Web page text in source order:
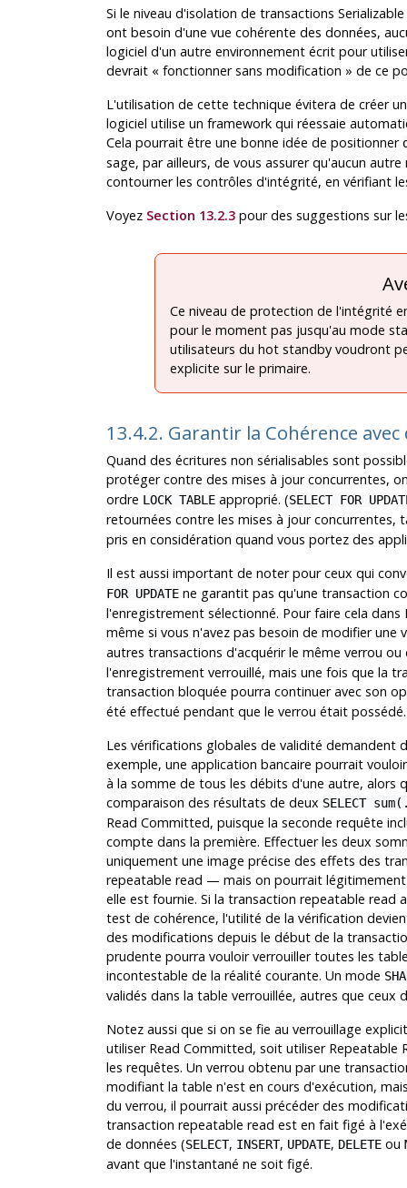
Si le niveau d'isolation de transactions
ont besoin d'une vue cohérente des données,
logiciel d'un autre environnement écrit pour
devrait « fonctionner sans modification » de ce
L'utilisation de cette technique évitera de créer
logiciel utilise un framework qui réessaie
Cela pourrait être une bonne idée de positionner
sage, par ailleurs, de vous assurer qu'aucun
contourner les contrôles d'intégrité, en vérifiant
Voyez Section 13.2.3pour des suggestions sur
Ce niveau de protection de l'intégrité
pour le moment pas jusqu'au mode
utilisateurs du hot standby voudront
explicite sur le primaire.
13.4.2. Garantir la Cohérence
Quand des écritures non sérialisables sont
protéger contre des mises à jour concurrentes,
ordre LOCK TABLEapproprié. (SELECT FOR
retournées contre les mises à jour concurrentes,
pris en considération quand vous portez des
Il est aussi important de noter pour ceux qui
FOR UPDATEne garantit pas qu'une transaction
l'enregistrement sélectionné. Pour faire cela dans
même si vous n'avez pas besoin de modifier une
autres transactions d'acquérir le même verrou
l'enregistrement verrouillé, mais une fois que la
transaction bloquée pourra continuer avec son
été effectué pendant que le verrou était possédé.
Les vérifications globales de validité demandent
exemple, une application bancaire pourrait
à la somme de tous les débits d'une autre, alors
comparaison des résultats de deux SELECT
Read Committed, puisque la seconde requête
compte dans la première. Effectuer les deux
uniquement une image précise des effets des
repeatable read — mais on pourrait
elle est fournie. Si la transaction repeatable
test de cohérence, l'utilité de la vérification
des modifications depuis le début de la
prudente pourra vouloir verrouiller toutes les
incontestable de la réalité courante. Un mode
validés dans la table verrouillée, autres que ceux
Notez aussi que si on se fie au verrouillage
utiliser Read Committed, soit utiliser
les requêtes. Un verrou obtenu par une
modifiant la table n'est en cours d'exécution,
du verrou, il pourrait aussi précéder des
transaction repeatable read est en fait figé à
de données (SELECT, INSERT, UPDATE, DELETEou
avant que l'instantané ne soit figé.